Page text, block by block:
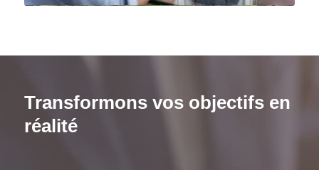
Transformons vos objectifs en
réalité